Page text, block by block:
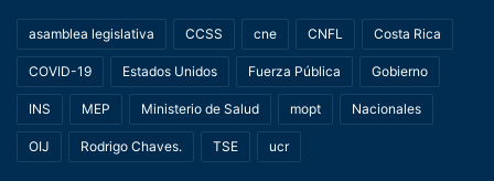
asamblea legislativa CCSS cne CNFL Costa Rica
COVID-19 Estados Unidos Fuerza Pública Gobierno
INS MEP Ministerio de Salud mopt Nacionales
OIJ Rodrigo Chaves. TSE ucr